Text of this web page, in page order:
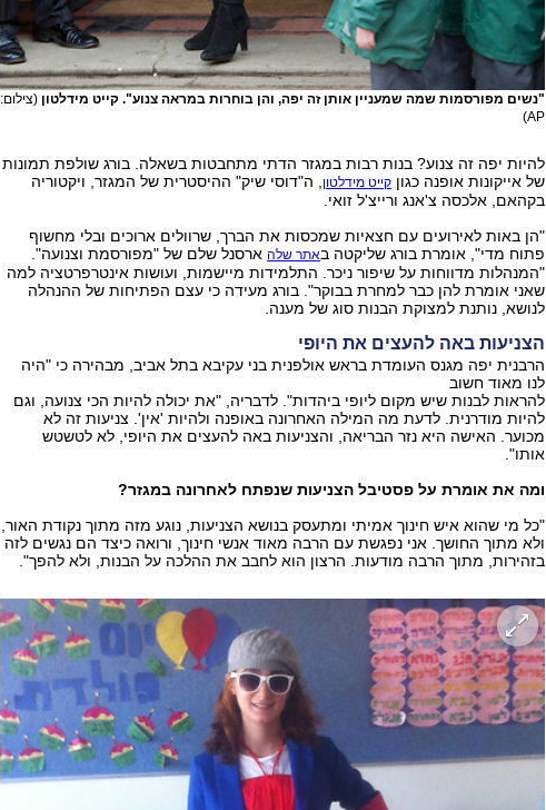
"נשים מפורסמות שמה שמעניין אותן זה יפה, והן בוחרות במראה צנוע". קייט מידלטון (צילום:
AP)
להיות יפה זה צנוע? בנות רבות במגזר הדתי מתחבטות בשאלה. בורג שולפת תמונות
של אייקונות אופנה כגון קייט מידלטון, ה"דוסי שיק" ההיסטרית של המגזר, ויקטוריה
בקהאם, אלכסה צ'אנג ורייצ'ל זואי.
"הן באות לאירועים עם חצאיות שמכסות את הברך, שרוולים ארוכים ובלי מחשוף
פתוח מדי", אומרת בורג שליקטה באתר שלהארסנל שלם של "מפורסמת וצנועה".
"המנהלות מדווחות על שיפור ניכר. התלמידות מיישמות, ועושות אינטרפרטציה למה
שאני אומרת להן כבר למחרת בבוקר". בורג מעידה כי עצם הפתיחות של ההנהלה
לנושא, נותנת למצוקת הבנות סוג של מענה.
הצניעות באה להעצים את היופי
הרבנית יפה מגנס העומדת בראש אולפנית בני עקיבא בתל אביב, מבהירה כי "היה
לנו מאוד חשוב
להראות לבנות שיש מקום ליופי ביהדות". לדבריה, "את יכולה להיות הכי צנועה, וגם
להיות מודרנית. לדעת מה המילה האחרונה באופנה ולהיות 'אין'. צניעות זה לא
מכוער. האישה היא נזר הבריאה, והצניעות באה להעצים את היופי, לא לטשטש
אותו".
ומה את אומרת על פסטיבל הצניעות שנפתח לאחרונה במגזר?
"כל מי שהוא איש חינוך אמיתי ומתעסק בנושא הצניעות, נוגע מזה מתוך נקודת האור,
ולא מתוך החושך. אני נפגשת עם הרבה מאוד אנשי חינוך, ורואה כיצד הם נגשים לזה
בזהירות, מתוך הרבה מודעות. הרצון הוא לחבב את ההלכה על הבנות, ולא להפך".